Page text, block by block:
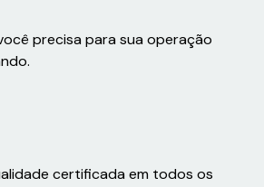
precisa para sua operação
certificada em todos os